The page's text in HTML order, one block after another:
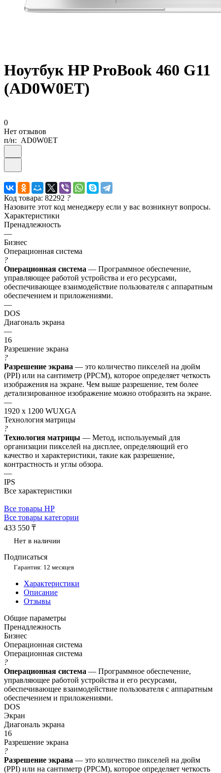
Ноутбук HP ProBook 460 G11
(AD0W0ET)
0
Нет отзывов
п/н: AD0W0ET
Код товара: 82292 ?
Назовите этот код менеджеру если у вас возникнут вопросы.
Характеристики
Пренадлежность
—
Бизнес
Операционная система
?
Операционная система — Программное обеспечение,
управляющее работой устройства и его ресурсами,
обеспечивающее взаимодействие пользователя с аппаратным
обеспечением и приложениями.
—
DOS
Диагональ экрана
—
16
Разрешение экрана
?
Разрешение экрана — это количество пикселей на дюйм
(PPI) или на сантиметр (PPCM), которое определяет четкость
изображения на экране. Чем выше разрешение, тем более
детализированное изображение можно отобразить на экране.
—
1920 x 1200 WUXGA
Технология матрицы
?
Технология матрицы — Метод, используемый для
организации пикселей на дисплее, определяющий его
качество и характеристики, такие как разрешение,
контрастность и углы обзора.
—
IPS
Все характеристики
Все товары HP
Все товары категории
433 550 ₸
Нет в наличии
Подписаться
Гарантия: 12 месяцев
Характеристики
Описание
Отзывы
Общие параметры
Пренадлежность
Бизнес
Операционная система
Операционная система
?
Операционная система — Программное обеспечение,
управляющее работой устройства и его ресурсами,
обеспечивающее взаимодействие пользователя с аппаратным
обеспечением и приложениями.
DOS
Экран
Диагональ экрана
16
Разрешение экрана
?
Разрешение экрана — это количество пикселей на дюйм
(PPI) или на сантиметр (PPCM), которое определяет четкость